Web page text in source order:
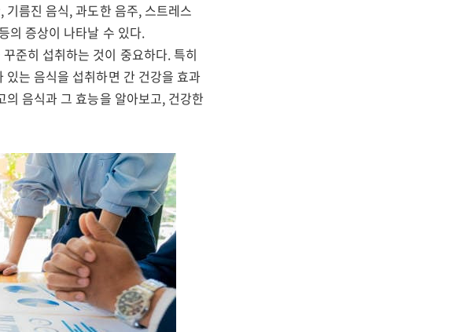
름진 음식, 과도한 음주, 스트레스
의 증상이 나타날 수 있다.
준히 섭취하는 것이 중요하다. 특히
는 음식을 섭취하면 간 건강을 효과
음식과 그 효능을 알아보고, 건강한